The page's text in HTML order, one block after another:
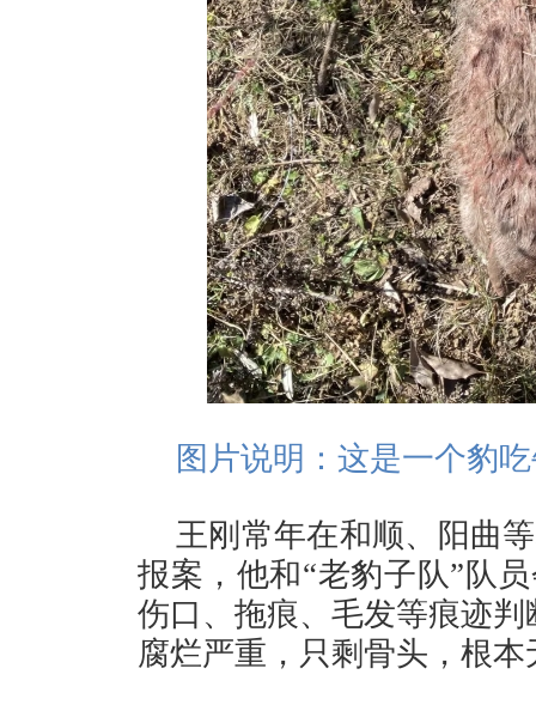
图片说明：这是一个豹
王刚常年在和顺、阳曲
报案，他和“老豹子队”队
伤口、拖痕、毛发等痕迹
腐烂严重，只剩骨头，根